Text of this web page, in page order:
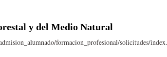
y del Medio Natural
formacion_profesional/solicitudes/